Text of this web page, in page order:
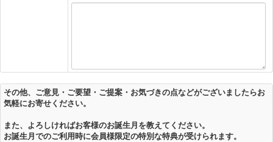
その他、ご意見・ご要望・ご提案・お気づきの点などがございましたらお
気軽にお寄せください。
また、よろしければお客様のお誕生月を教えてください。
お誕生月でのご利用時に会員様限定の特別な特典が受けられます。